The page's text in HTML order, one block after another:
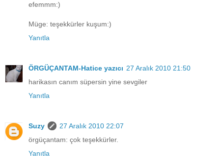
efemmm:)
Müge: teşekkürler kuşum:)
Yanıtla
ÖRGÜÇANTAM-Hatice yazıcı 27 Aralık 2010 21:50
harikasın canım süpersin yine sevgiler
Yanıtla
Suzy
27 Aralık 2010 22:07
örgüçantam: çok teşekkürler.
Yanıtla